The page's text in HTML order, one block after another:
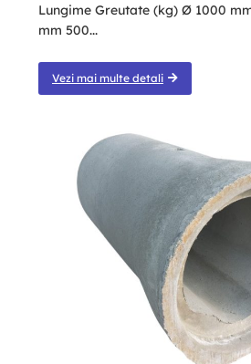
Lungime Greutate (kg) Ø 1000
mm 500...
Vezi mai multe detali